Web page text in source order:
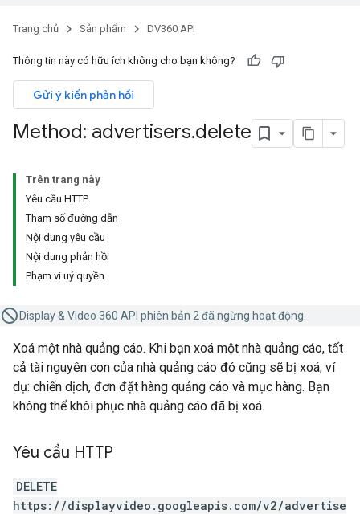
Trang chủ Sản phẩm DV360 API
Thông tin này có hữu ích không cho bạn không?
Gửi ý kiến phản hồi
Method: advertisers.delete
Trên trang này
Yêu cầu HTTP
Tham số đường dẫn
Nội dung yêu cầu
Nội dung phản hồi
Phạm vi uỷ quyền
Display & Video 360 API phiên bản 2 đã ngừng hoạt động.
Xoá một nhà quảng cáo. Khi bạn xoá một nhà quảng cáo, tất
cả tài nguyên con của nhà quảng cáo đó cũng sẽ bị xoá, ví
dụ: chiến dịch, đơn đặt hàng quảng cáo và mục hàng. Bạn
không thể khôi phục nhà quảng cáo đã bị xoá.
Yêu cầu HTTP
DELETE
https://displayvideo.googleapis.com/v2/advertise